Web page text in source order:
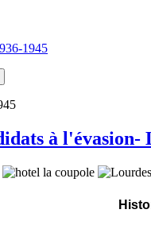
1945
à l'évasion-